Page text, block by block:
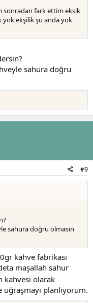
sonradan fark ettim eksik
yok ekşilik şu anda yok
sahura doğru
#9
sahura doğru olmasın
kahve fabrikası
maşallah sahur
kahvesi olarak
planlıyorum.